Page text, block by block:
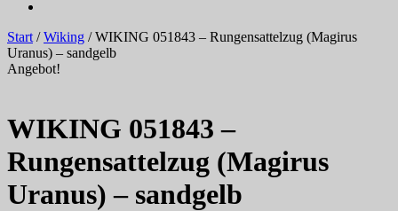
Start/Wiking / WIKING 051843 – Rungensattelzug (Magirus
Uranus) – sandgelb
Angebot!
WIKING 051843 –
Rungensattelzug (Magirus
Uranus) – sandgelb